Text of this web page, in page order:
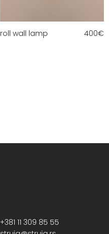
roll wall lamp 400€
+381 11 309 85 55